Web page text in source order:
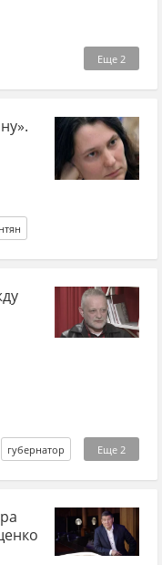
Еще 2
Еще 2
губернатор